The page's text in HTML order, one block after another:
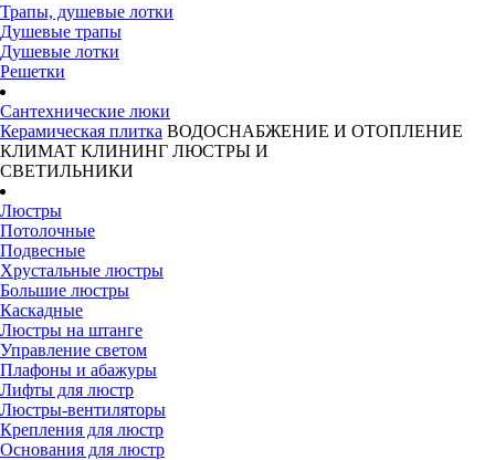
Трапы, душевые лотки
Душевые трапы
Душевые лотки
Решетки
Сантехнические люки
Керамическая плитка ВОДОСНАБЖЕНИЕ И ОТОПЛЕНИЕ
КЛИМАТ КЛИНИНГ ЛЮСТРЫ И
СВЕТИЛЬНИКИ
Люстры
Потолочные
Подвесные
Хрустальные люстры
Большие люстры
Каскадные
Люстры на штанге
Управление светом
Плафоны и абажуры
Лифты для люстр
Люстры-вентиляторы
Крепления для люстр
Основания для люстр